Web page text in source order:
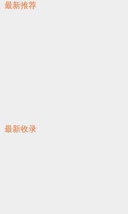
最新推荐
最新收录